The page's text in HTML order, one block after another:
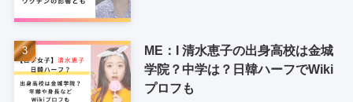
ME：I 清水恵子の出身高校は金城
学院？中学は？日韓ハーフでWiki
プロフも